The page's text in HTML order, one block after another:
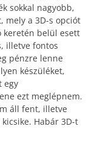
sokkal nagyobb,
mely a 3D-s opciót
keretén belül esett
illetve fontos
pénzre lenne
készüléket,
egy
ezt meglépnem.
áll fent, illetve
Habár 3D-t